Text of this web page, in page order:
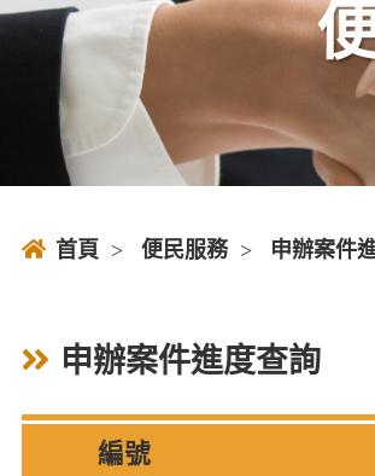
首頁 > 便民服務 > 申辦案件
申辦案件進度查詢
編號